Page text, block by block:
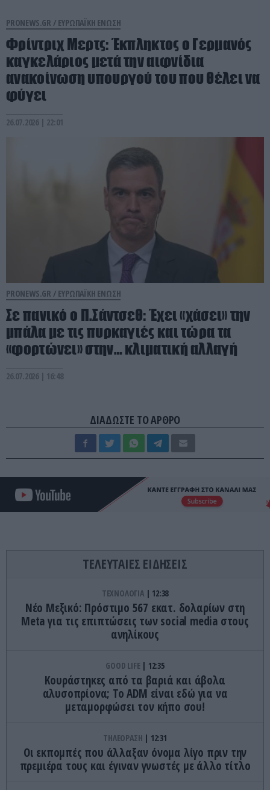
PRONEWS.GR / ΕΥΡΩΠΑΪΚΗ ΕΝΩΣΗ
Φρίντριχ Μερτς: Έκπληκτος ο Γερμανός
καγκελάριος μετά την αιφνίδια
ανακοίνωση υπουργού του που θέλει να
φύγει
26.07.2026 | 22:01
PRONEWS.GR / ΕΥΡΩΠΑΪΚΗ ΕΝΩΣΗ
Σε πανικό ο Π.Σάντσεθ: Έχει «χάσει» την
μπάλα με τις πυρκαγιές και τώρα τα
«φορτώνει» στην… κλιματική αλλαγή
26.07.2026 | 16:48
ΔΙΑΔΩΣΤΕ ΤΟ ΑΡΘΡΟ
ΤΕΛΕΥΤΑΙΕΣ ΕΙΔΗΣΕΙΣ
ΤΕΧΝΟΛΟΓΙΑ 12:38
Nέο Μεξικό: Πρόστιμο 567 εκατ. δολαρίων στη
Meta για τις επιπτώσεις των social media στους
ανηλίκους
GOOD LIFE 12:35
Κουράστηκες από τα βαριά και άβολα
αλυσοπρίονα; Το ADM είναι εδώ για να
μεταμορφώσει τον κήπο σου!
ΤΗΛΕΟΡΑΣΗ 12:31
Οι εκπομπές που άλλαξαν όνομα λίγο πριν την
πρεμιέρα τους και έγιναν γνωστές με άλλο τίτλο